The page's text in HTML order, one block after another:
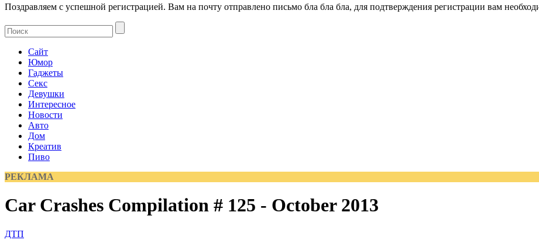
Поздравляем с успешной регистрацией. Вам на почту отправлено письмо бла бла бла, для подтверждения регистрации вам
Сайт
Юмор
Гаджеты
Секс
Девушки
Интересное
Новости
Авто
Дом
Креатив
Пиво
РЕКЛАМА
Car Crashes Compilation # 125 - October 2013
ДТП